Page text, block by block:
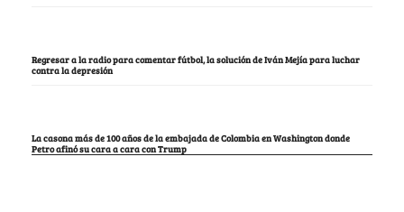
Regresar a la radio para comentar fútbol, la solución de Iván Mejía para luchar
contra la depresión
La casona más de 100 años de la embajada de Colombia en Washington donde
Petro afinó su cara a cara con Trump